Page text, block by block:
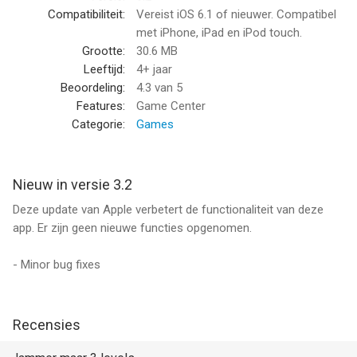
hoger, geschikt bevonden voor gebruikers met leeftijden vanaf
Informatie voor My Sweet Dog - Verzorg jouw lieve puppy!is
het laatst vergeleken op 8 Aug om 12:58.
Compatibiliteit:
Vereist iOS 6.1 of nieuwer. Compatibel
met iPhone, iPad en iPod touch.
Grootte:
30.6 MB
Leeftijd:
4+ jaar
Beoordeling:
4.3 van 5
Features:
Game Center
Categorie:
Games
Nieuw in versie 3.2
Deze update van Apple verbetert de functionaliteit van deze
app. Er zijn geen nieuwe functies opgenomen.
- Minor bug fixes
Recensies